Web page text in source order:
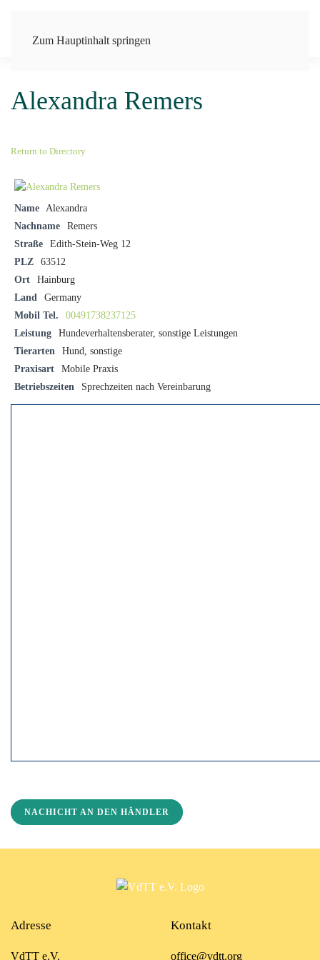
Zum Hauptinhalt springen
Alexandra Remers
Return to Directory
Name
Alexandra
Nachname
Remers
Straße
Edith-Stein-Weg 12
PLZ
63512
Ort
Hainburg
Land
Germany
Mobil Tel.
00491738237125
Leistung
Hundeverhaltensberater, sonstige Leistungen
Tierarten
Hund, sonstige
Praxisart
Mobile Praxis
Betriebszeiten
Sprechzeiten nach Vereinbarung
NACHICHT AN DEN HÄNDLER
Adresse
VdTT e.V.
Kontakt
office@vdtt.org